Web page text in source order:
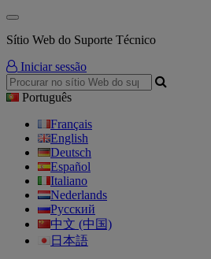
Sítio Web do Suporte Técnico
Iniciar sessão
Português
Français
English
Deutsch
Español
Italiano
Nederlands
Русский
中文 (中国)
日本語